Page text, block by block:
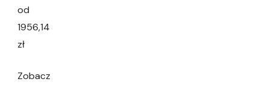
od
1956,14
zł
Zobacz